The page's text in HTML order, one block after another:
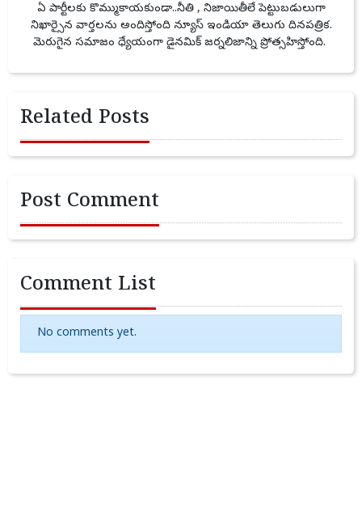
ఏ పార్టీలకు కొమ్ముకాయకుండా..నీతి , నిజాయితీలే పెట్టుబడులుగా
నిఖార్సైన వార్తలను అందిస్తోంది న్యూస్ ఇండియా తెలుగు దినపత్రిక.
మెరుగైన సమాజం ధ్యేయంగా డైనమిక్ జర్నలిజాన్ని ప్రోత్సహిస్తోంది.
Related Posts
Post Comment
Comment List
No comments yet.